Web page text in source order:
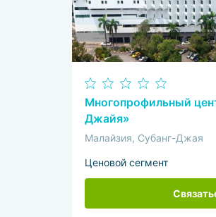
Многопрофильный
Джайя»
Малайзия, Субанг-Джая
Ценовой сегмент